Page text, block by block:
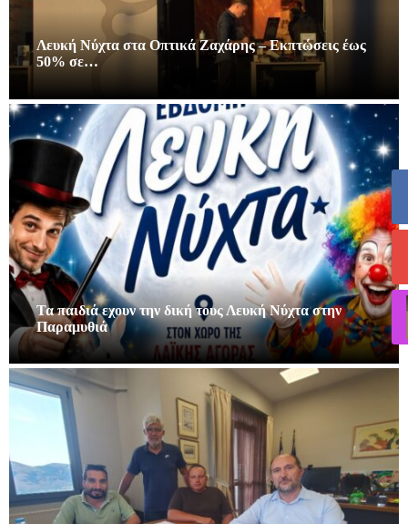
Λευκή Νύχτα στα Οπτικά Ζαχάρης – Εκπτώσεις έως
50% σε…
Τα παιδιά εχουν την δική τους Λευκή Νύχτα στην
Παραμυθιά